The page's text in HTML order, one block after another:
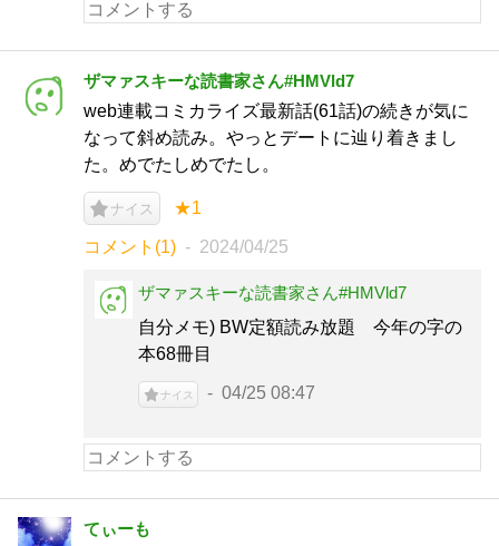
ザマァスキーな読書家さん#HMVld7
web連載コミカライズ最新話(61話)の続きが気に
なって斜め読み。やっとデートに辿り着きまし
た。めでたしめでたし。
ナイス ★1
コメント(1) 2024/04/25
ザマァスキーな読書家さん#HMVld7
自分メモ) BW定額読み放題 今年の字の
本68冊目
ナイス 04/25 08:47
てぃーも